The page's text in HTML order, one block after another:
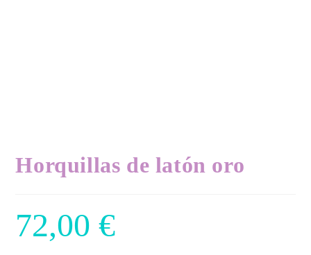
Horquillas de latón oro
72,00€